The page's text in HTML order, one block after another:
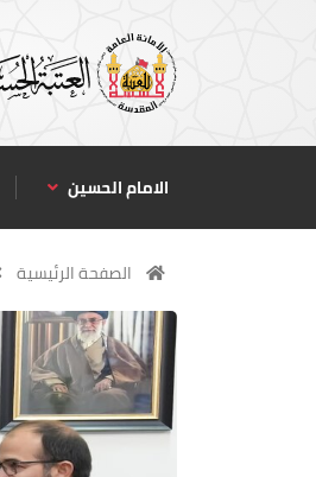
الامام الحسين
الصفحة الرئيسية